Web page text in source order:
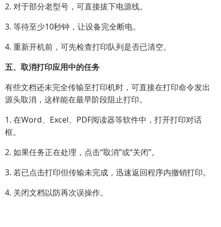
2. 对于部分老型号，可直接拔下电源线。
3. 等待至少10秒钟，让设备完全断电。
4. 重新开机前，可先检查打印队列是否已清空。
五、取消打印应用中的任务
有些文档还未完全传输至打印机时，可直接在打印命令发出
源头取消，这样能在最早阶段阻止打印。
1. 在Word、Excel、PDF阅读器等软件中，打开打印对话
框。
2. 如果任务正在处理，点击“取消”或“关闭”。
3. 若已点击打印但传输未完成，迅速返回程序内撤销打印。
4. 关闭文档以防再次误操作。